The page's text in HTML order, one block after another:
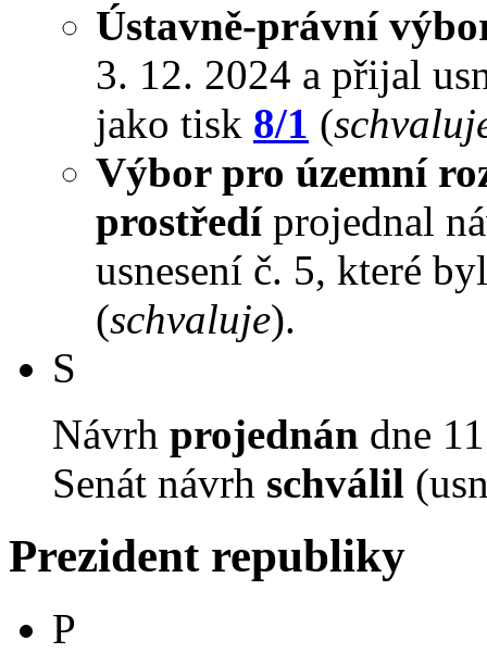
Ústavně-právní
3. 12. 2024 a přijal
jako tisk 8/1 (
Výbor pro územní
prostředíprojednal
usnesení č. 5, které
(schvaluje).
S
Návrh projednán dne
Senát návrh schválil
Prezident republiky
P